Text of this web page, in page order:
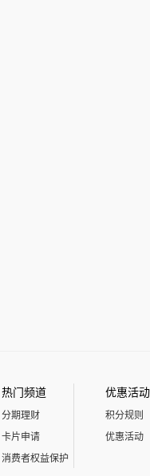
热门频道
分期理财
卡片申请
消费者权益保护
优惠活动
积分规则
优惠活动